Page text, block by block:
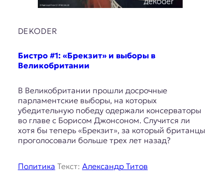
DEKODER
Бистро #1: «Брекзит» и выборы в
Великобритании
В Великобритании прошли досрочные
парламентские выборы, на которых
убедительную победу одержали консерваторы
во главе с Борисом Джонсоном. Случится ли
хотя бы теперь «Брекзит», за который британцы
проголосовали больше трех лет назад?
Политика Текст: Александр Титов